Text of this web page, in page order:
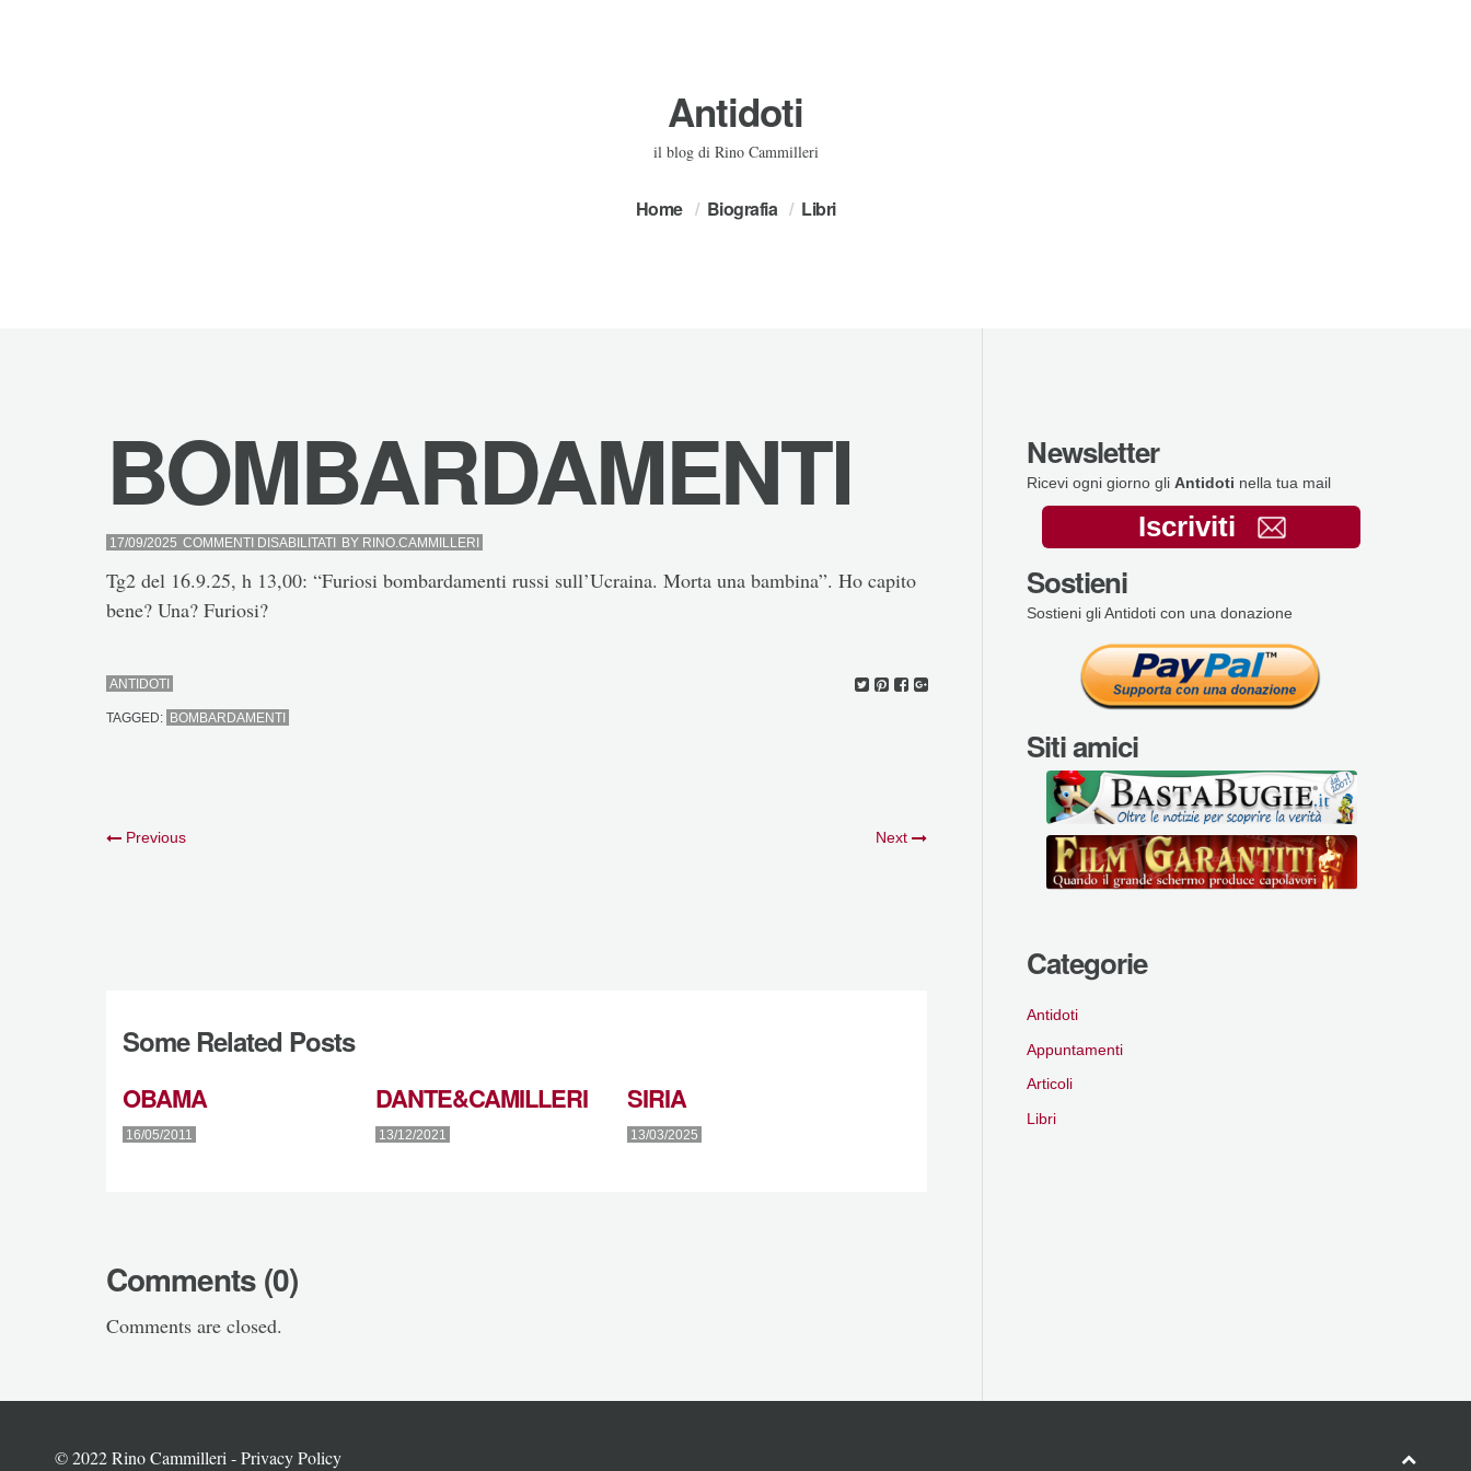
Antidoti
il blog di Rino Cammilleri
Home Biografia Libri
BOMBARDAMENTI
17/09/2025 COMMENTI DISABILITATISUBY RINO.CAMMILLERI
Tg2 del 16.9.25, h 13,00: “Furiosi bombardamenti russi sull’Ucraina. Morta una bambina”. Ho capito
bene? Una? Furiosi?
ANTIDOTI
TAGGED: BOMBARDAMENTI
Previous Next
Some Related Posts
OBAMA
16/05/2011
DANTE&CAMILLERI
13/12/2021
SIRIA
13/03/2025
Comments (0)
Comments are closed.
Newsletter
Ricevi ogni giorno gli Antidoti nella tua mail
Iscriviti
Sostieni
Sostieni gli Antidoti con una donazione
Siti amici
Categorie
Antidoti
Appuntamenti
Articoli
Libri
© 2022 Rino Cammilleri -Privacy Policy